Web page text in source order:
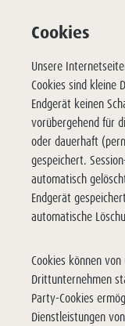
Cookies
Unsere
Cookies sind kleine
Endgerät keinen
vorübergehend für
oder dauerhaft
gespeichert.
automatisch
Endgerät
automatische
Cookies können
Drittunternehmen
Party-Cookies
Dienstleistungen